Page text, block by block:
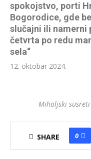
spokojstvo, porti
Bogorodice, gde
slučajni ili namerni
četvrta po redu
sela“
12. oktobar 2024.
Miholjski
SHARE 0